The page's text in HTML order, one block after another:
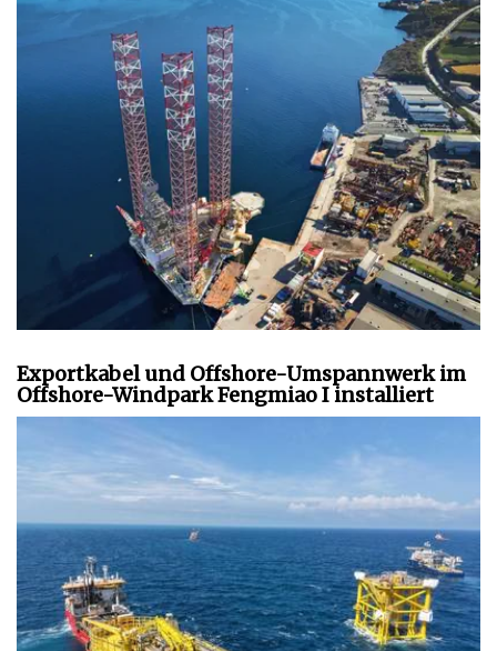
Exportkabel und Offshore-Umspannwerk im
Offshore-Windpark Fengmiao I installiert